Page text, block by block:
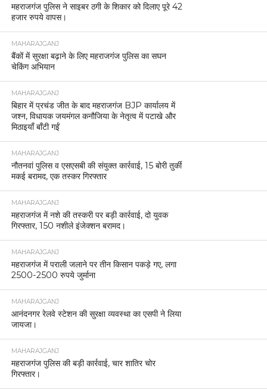
महराजगंज पुलिस ने साइबर ठगी के शिकार को दिलाए पूरे 42
हजार रुपये वापस।
MAHARAJGANJ
बैंकों में सुरक्षा बढ़ाने के लिए महराजगंज पुलिस का सघन
चेकिंग अभियान
MAHARAJGANJ
बिहार में प्रचंड जीत के बाद महराजगंज BJP कार्यालय में
जश्न, विधायक जयमंगल कनौजिया के नेतृत्व में पटाखे और
मिठाइयाँ बाँटी गईं
MAHARAJGANJ
नौतनवां पुलिस व एसएसबी की संयुक्त कार्रवाई, 15 बोरी तुर्की
मकई बरामद, एक तस्कर गिरफ्तार
MAHARAJGANJ
महराजगंज में नशे की तस्करी पर बड़ी कार्रवाई, दो युवक
गिरफ्तार, 150 नशीले इंजेक्शन बरामद।
MAHARAJGANJ
महराजगंज में पराली जलाने पर तीन किसान पकड़े गए, लगा
2500-2500 रुपये जुर्माना
MAHARAJGANJ
आनंदनगर रेलवे स्टेशन की सुरक्षा व्यवस्था का एसपी ने लिया
जायजा।
MAHARAJGANJ
महराजगंज पुलिस की बड़ी कार्रवाई, चार शातिर चोर
गिरफ्तार।